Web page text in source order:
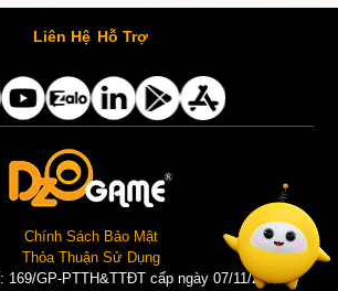
Cùng thưởng thức những hình ảnh cosplay Xiangling trong Genshin Impact siêu dễ thương của người dùng Weibo "阿包也是兔娘"
Liên Hệ Hỗ Trợ
Chính Sách Bảo Mật
Thỏa Thuận Sử Dụng
169/GP-PTTH&TTĐT cấp ngày 07/11/2025 |